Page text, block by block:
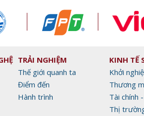
TRẢI NGHIỆM
Thế giới quanh ta
Điểm đến
Hành trình
KINH TẾ
Khởi
Thương
Tài chính
Thị